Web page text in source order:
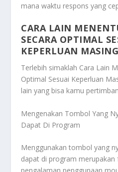
mana waktu respons yang
CARA LAIN
SECARA OPTIMAL
KEPERLUAN
Terlebih simaklah Cara Lain
Optimal Sesuai Keperluan
lain yang bisa kamu
Mengenakan Tombol Yang
Dapat Di Program
Menggunakan tombol yang
dapat di program